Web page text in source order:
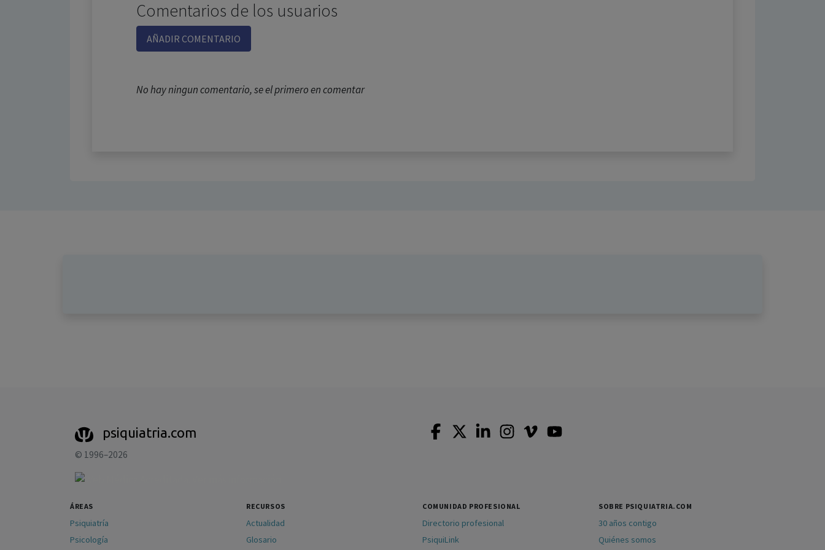
Comentarios de los usuarios
AÑADIR COMENTARIO
No hay ningun comentario, se el primero en comentar
psiquiatria.com
© 1996–2026
ÁREAS
Psiquiatría
Psicología
RECURSOS
Actualidad
Glosario
COMUNIDAD PROFESIONAL
Directorio profesional
PsiquiLink
SOBRE PSIQUIATRIA.COM
30 años contigo
Quiénes somos